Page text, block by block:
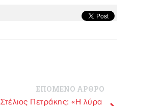
ΕΠΟΜΕΝΟ ΑΡΘΡΟ
Στέλιος Πετράκης: «Η λύρα